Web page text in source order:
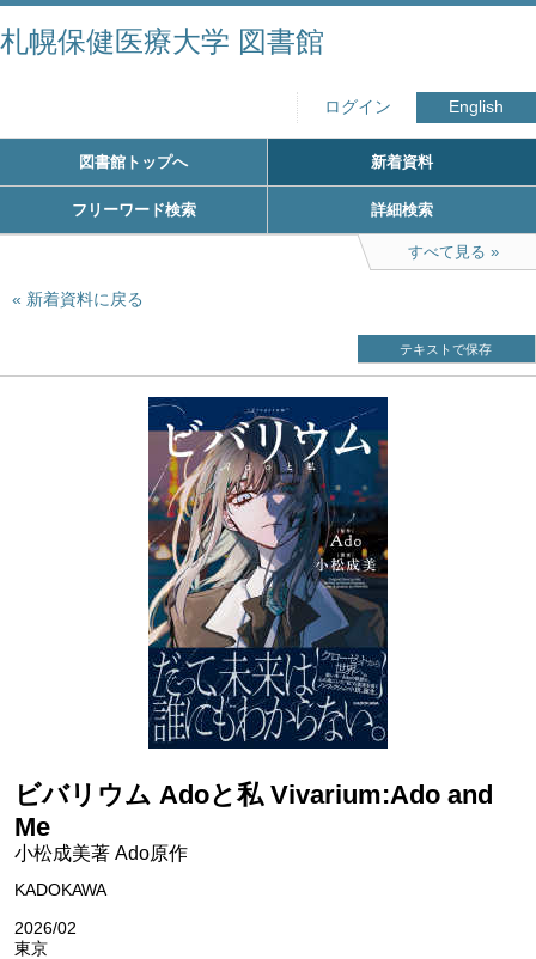
札幌保健医療大学 図書館
ログイン English
図書館トップへ 新着資料
フリーワード検索 詳細検索
すべて見る
新着資料に戻る
テキストで保存
ビバリウム Adoと私 Vivarium:Ado and
Me
小松成美著 Ado原作
KADOKAWA
2026/02
東京